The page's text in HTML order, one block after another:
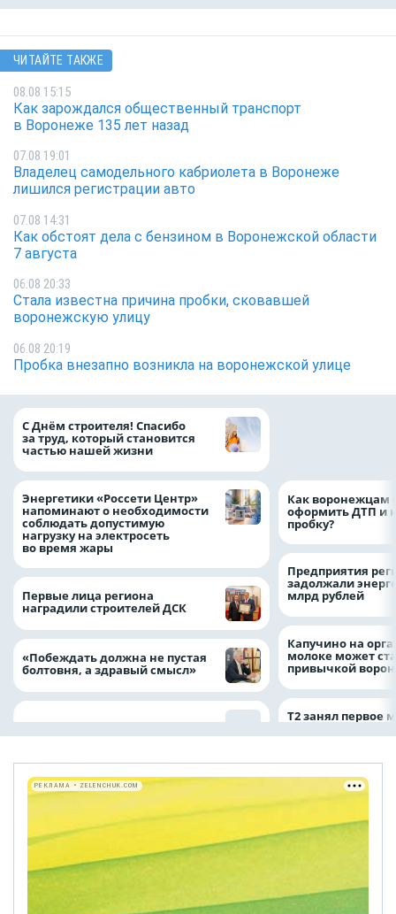
ЧИТАЙТЕ ТАКЖЕ
08.08 15:15
Как зарождался общественный транспорт
в Воронеже 135 лет назад
07.08 19:01
Владелец самодельного кабриолета в Воронеже
лишился регистрации авто
07.08 14:31
Как обстоят дела с бензином в Воронежской области
7 августа
06.08 20:33
Стала известна причина пробки, сковавшей
воронежскую улицу
06.08 20:19
Пробка внезапно возникла на воронежской улице
С Днём строителя! Спасибо
за труд, который становится
частью нашей жизни
Энергетики «Россети Центр»
напоминают о необходимости
соблюдать допустимую
нагрузку на электросеть
во время жары
Первые лица региона
наградили строителей ДСК
«Побеждать должна не пустая
болтовня, а здравый смысл»
Как воронежцам
оформить ДТП и
пробку?
Предприятия
задолжали
млрд рублей
Капучино на
молоке может
привычкой
Т2 занял первое
РЕКЛАМА • ZELENCHUK.COM